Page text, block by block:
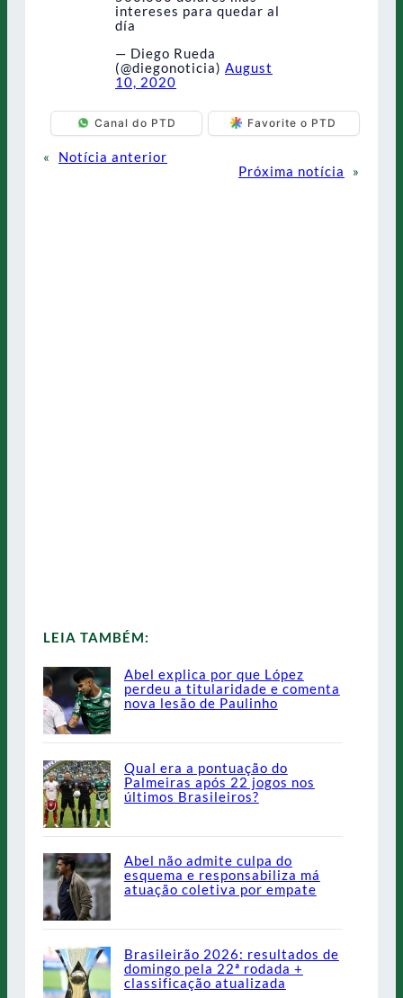
intereses para quedar al
día
— Diego Rueda
(@diegonoticia) August
10, 2020
Canal do PTD Favorite o PTD
«
Notícia anterior
Próxima notícia
»
LEIA TAMBÉM:
Abel explica por que López
perdeu a titularidade e comenta
nova lesão de Paulinho
Qual era a pontuação do
Palmeiras após 22 jogos nos
últimos Brasileiros?
Abel não admite culpa do
esquema e responsabiliza má
atuação coletiva por empate
Brasileirão 2026: resultados de
domingo pela 22ª rodada +
classificação atualizada